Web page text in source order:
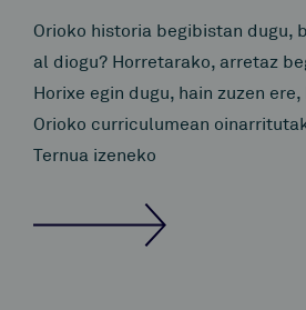
Orioko historia begibistan dugu,
al diogu? Horretarako, arretaz
Horixe egin dugu, hain zuzen
Orioko curriculumean
Ternua izeneko